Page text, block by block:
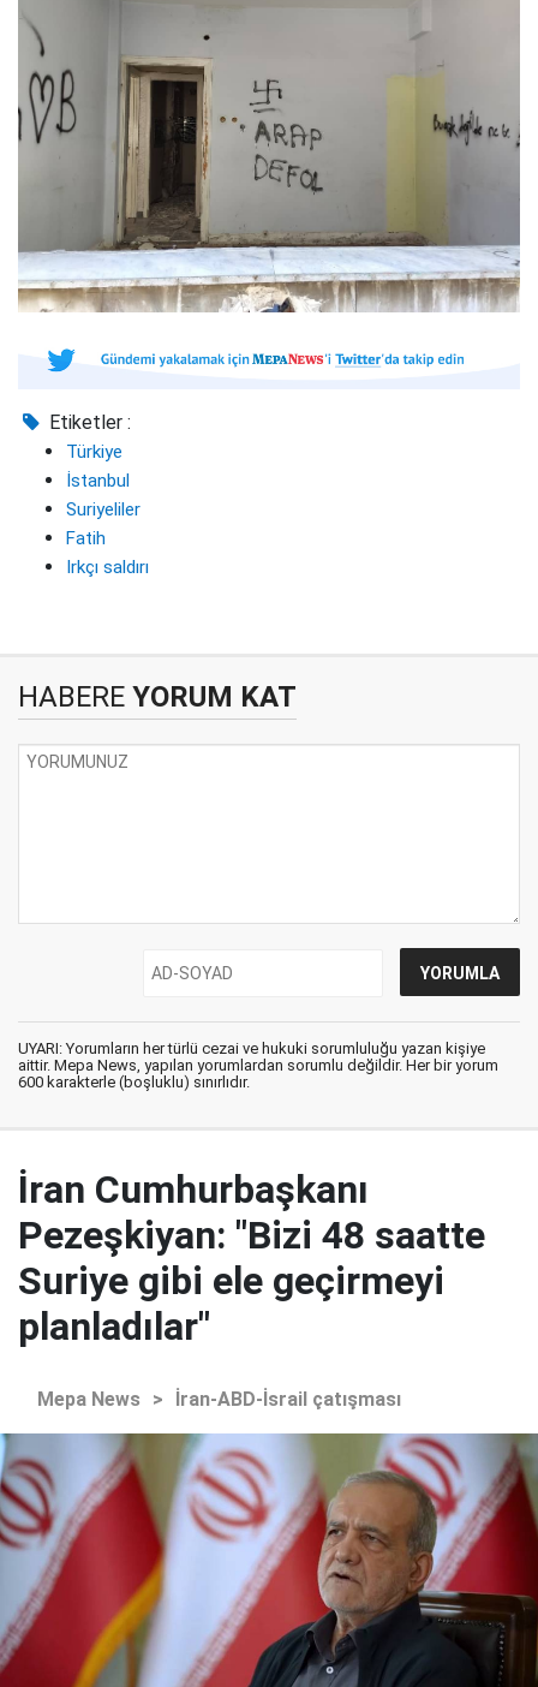
Etiketler :
Türkiye
İstanbul
Suriyeliler
Fatih
Irkçı saldırı
HABERE YORUM KAT
UYARI: Yorumların her türlü cezai ve hukuki sorumluluğu yazan kişiye
aittir. Mepa News, yapılan yorumlardan sorumlu değildir. Her bir yorum
600 karakterle (boşluklu) sınırlıdır.
İran Cumhurbaşkanı
Pezeşkiyan: "Bizi 48 saatte
Suriye gibi ele geçirmeyi
planladılar"
Mepa News > İran-ABD-İsrail çatışması